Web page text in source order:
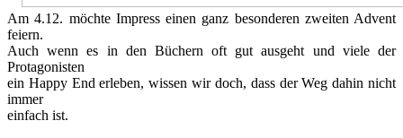
Am 4.12. möchte Impress einen ganz besonderen zweiten Advent
feiern.
Auch wenn es in den Büchern oft gut ausgeht und viele der
Protagonisten
ein Happy End erleben, wissen wir doch, dass der Weg dahin nicht
immer
einfach ist.